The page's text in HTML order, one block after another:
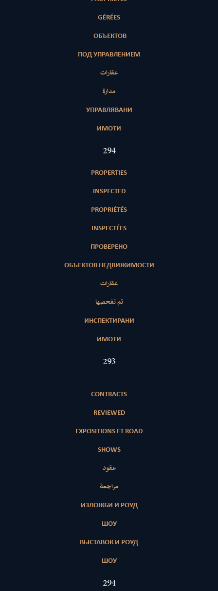
GÉRÉES
ОБЪЕКТОВ
ПОД УПРАВЛЕНИЕМ
عقارات
مدارة
УПРАВЛЯВАНИ
ИМОТИ
421
PROPERTIES
INSPECTED
PROPRIÉTÉS
INSPECTÉES
ПРОВЕРЕНО
ОБЪЕКТОВ НЕДВИЖИМОСТИ
عقارات
تم تفحصها
ИНСПЕКТИРАНИ
ИМОТИ
418
CONTRACTS
REVIEWED
EXPOSITIONS ET ROAD
SHOWS
عقود
مراجعة
ИЗЛОЖБИ И РОУД
ШОУ
ВЫСТАВОК И РОУД
ШОУ
421